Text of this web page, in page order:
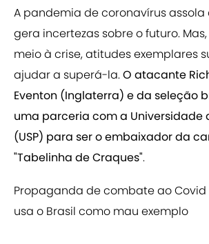
A pandemia de coronavírus
gera incertezas sobre o futuro.
meio à crise, atitudes exemplares
ajudar a superá-la.O atacante
Eventon (Inglaterra) e da seleção
uma parceria com a Universidade
(USP) para ser o embaixador da
"Tabelinha de Craques".
Propaganda de combate ao
usa o Brasil como mau exemplo